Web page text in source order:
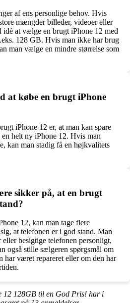
af ens personlige behov. Hvis
mængder billeder, videoer eller
idé at vælge en brugt iPhone 12 med
128 GB. Hvis man ikke har brug
man vælge en mindre størrelse som
at købe en brugt iPhone
iPhone 12 er, at man kan spare
helt ny iPhone 12. Hvis man
kan man stadig få en højkvalitets
sikker på, at en brugt
12, kan man tage flere
at telefonen er i god stand. Man
eller besigtige telefonen personligt,
også stille sælgeren spørgsmål om
har været repareret eller om den har
12 128GB til en God Pris! har i